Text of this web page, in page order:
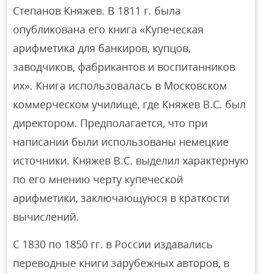
Степанов Княжев. В 1811 г. была
опубликована его книга «Купеческая
арифметика для банкиров, купцов,
заводчиков, фабрикантов и воспитанников
их». Книга использовалась в Московском
коммерческом училище, где Княжев В.С. был
директором. Предполагается, что при
написании были использованы немецкие
источники. Княжев В.С. выделил характерную
по его мнению черту купеческой
арифметики, заключающуюся в краткости
вычислений.
С 1830 по 1850 гг. в России издавались
переводные книги зарубежных авторов, в